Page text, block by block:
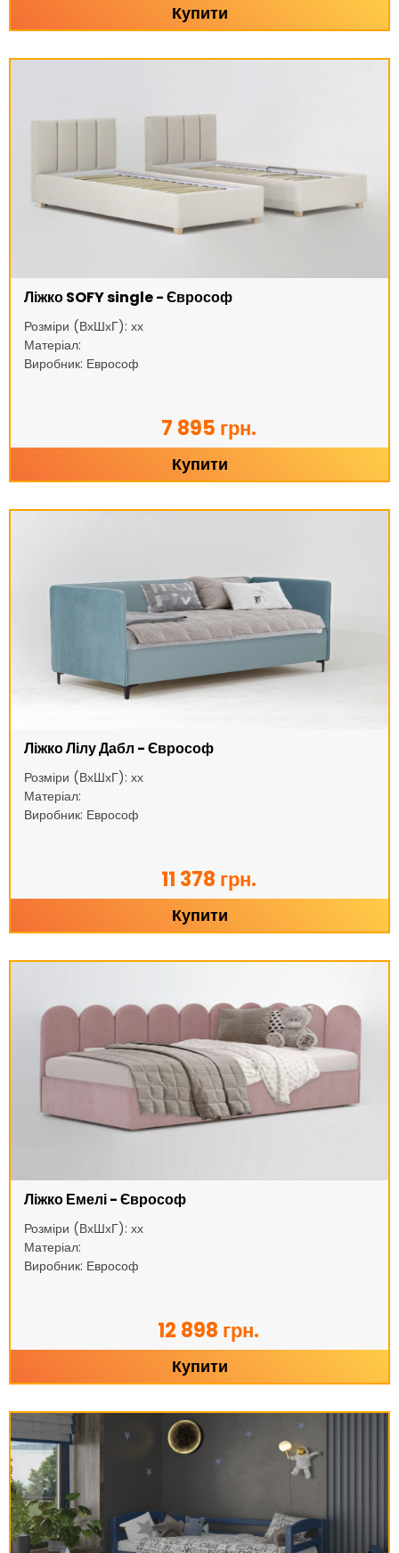
Купити
Ліжко SOFY single - Єврософ
Розміри (ВхШхГ): хх
Матеріал:
Виробник: Еврософ
7 895 грн.
Купити
Ліжко Лілу Дабл - Єврософ
Розміри (ВхШхГ): хх
Матеріал:
Виробник: Еврософ
11 378 грн.
Купити
Ліжко Емелі - Єврософ
Розміри (ВхШхГ): хх
Матеріал:
Виробник: Еврософ
12 898 грн.
Купити